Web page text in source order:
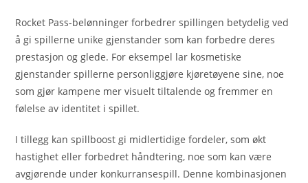
Rocket Pass-belønninger forbedrer spillingen betydelig ved
å gi spillerne unike gjenstander som kan forbedre deres
prestasjon og glede. For eksempel lar kosmetiske
gjenstander spillerne personliggjøre kjøretøyene sine, noe
som gjør kampene mer visuelt tiltalende og fremmer en
følelse av identitet i spillet.
I tillegg kan spillboost gi midlertidige fordeler, som økt
hastighet eller forbedret håndtering, noe som kan være
avgjørende under konkurransespill. Denne kombinasjonen